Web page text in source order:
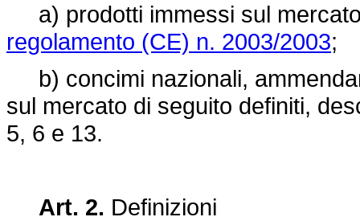
a) prodotti immessi sul
regolamento (CE) n. 2003/2003;
b) concimi nazionali,
sul mercato di seguito definiti,
5, 6 e 13.
Art. 2. Definizioni